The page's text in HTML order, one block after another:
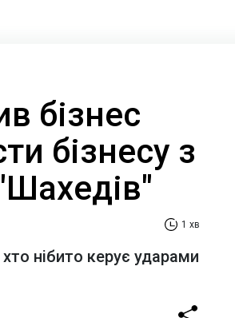
бізнес
бізнесу з
1 хв
нібито керує ударами